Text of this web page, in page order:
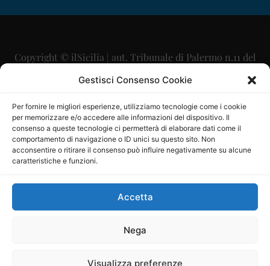
Gestisci Consenso Cookie
Per fornire le migliori esperienze, utilizziamo tecnologie come i cookie
per memorizzare e/o accedere alle informazioni del dispositivo. Il
consenso a queste tecnologie ci permetterà di elaborare dati come il
comportamento di navigazione o ID unici su questo sito. Non
acconsentire o ritirare il consenso può influire negativamente su alcune
caratteristiche e funzioni.
Accetta
Nega
Visualizza preferenze
Copyright © ilSicilia | aut. Tribunale di Palermo n.11 del
29/09/2015
Direttore Editoriale: Maurizio Scaglione
Direttore Responsabile: Maria Calabrese
P.IVA: 06334930820
Mercurio Comunicazione Società Cooperativa a r.l. è
iscritta al Registro degli Operatori di Comunicazione al